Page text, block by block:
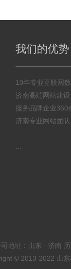
我们的优势
10年专业互联网
济南高端网站建
服务品牌企业360
济南专业网站团
地址：山东 · 济南
© 2013-2022 山